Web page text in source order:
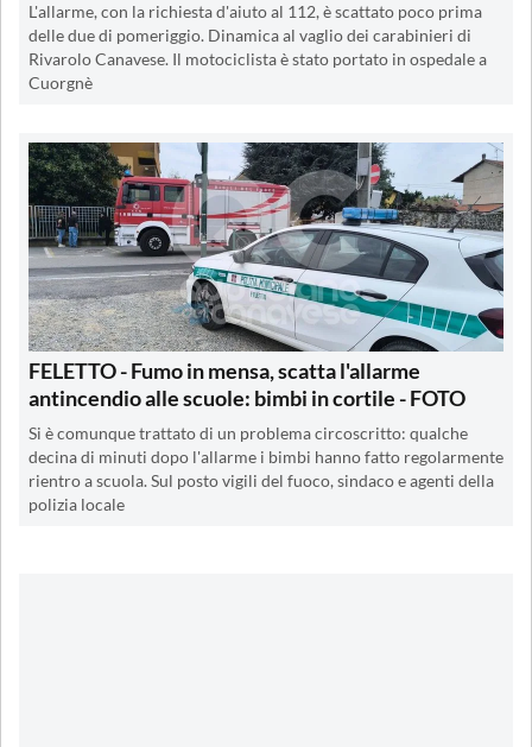
L'allarme, con la richiesta d'aiuto al 112, è scattato poco prima
delle due di pomeriggio. Dinamica al vaglio dei carabinieri di
Rivarolo Canavese. Il motociclista è stato portato in ospedale a
Cuorgnè
FELETTO - Fumo in mensa, scatta l'allarme
antincendio alle scuole: bimbi in cortile - FOTO
Si è comunque trattato di un problema circoscritto: qualche
decina di minuti dopo l'allarme i bimbi hanno fatto regolarmente
rientro a scuola. Sul posto vigili del fuoco, sindaco e agenti della
polizia locale